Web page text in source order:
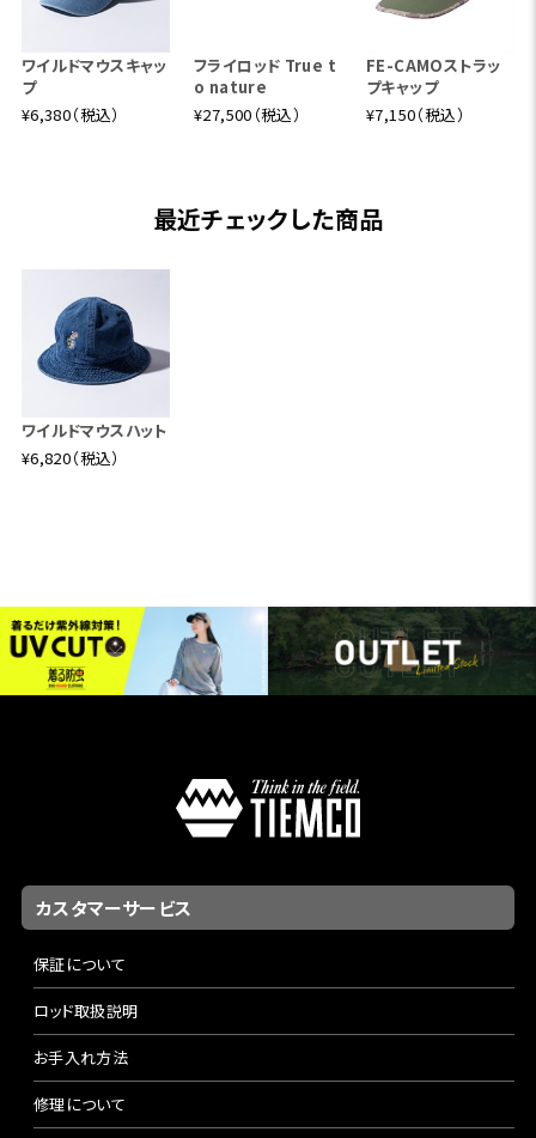
ワイルドマウスキャッ
プ
¥6,380（税込）
フライロッド True t
o nature
¥27,500（税込）
FE-CAMOストラッ
プキャップ
¥7,150（税込）
最近チェックした商品
ワイルドマウスハット
¥6,820（税込）
カスタマーサービス
保証について
ロッド取扱説明
お手入れ方法
修理について